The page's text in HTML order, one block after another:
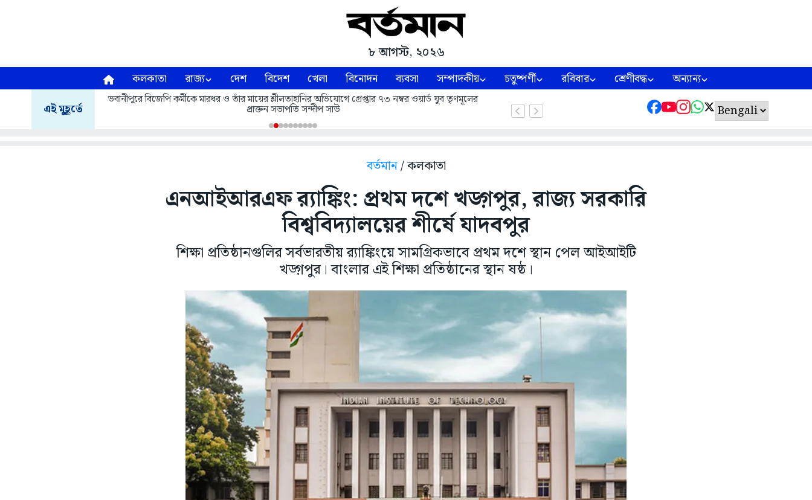
৮ আগস্ট, ২০২৬
কলকাতা রাজ্য দেশ বিদেশ খেলা বিনোদন ব্যবসা সম্পাদকীয় চতুষ্পর্ণী রবিবার শ্রেণীবদ্ধ অন্যান্য
এই মুহূর্তে
ভবানীপুরে বিজেপি কর্মীকে মারধর ও তাঁর মায়ের শ্লীলতাহানির অভিযোগে গ্রেপ্তার ৭৩ নম্বর ওয়ার্ড যুব তৃণমূলের
প্রাক্তন সভাপতি সন্দীপ সাউ
বর্তমান/ কলকাতা
এনআইআরএফ র‍্যাঙ্কিং: প্রথম দশে খড়্গপুর, রাজ্য সরকারি
বিশ্ববিদ্যালয়ের শীর্ষে যাদবপুর
শিক্ষা প্রতিষ্ঠানগুলির সর্বভারতীয় র‌্যাঙ্কিংয়ে সামগ্রিকভাবে প্রথম দশে স্থান পেল আইআইটি
খড়্গপুর। বাংলার এই শিক্ষা প্রতিষ্ঠানের স্থান ষষ্ঠ।